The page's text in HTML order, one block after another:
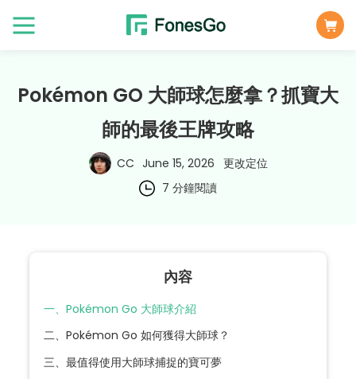
Pokémon GO 大師球怎麼拿？抓寶大
師的最後王牌攻略
CC June 15, 2026 更改定位
7 分鐘閱讀
內容
一、Pokémon Go 大師球介紹
二、Pokémon Go 如何獲得大師球？
三、最值得使用大師球捕捉的寶可夢